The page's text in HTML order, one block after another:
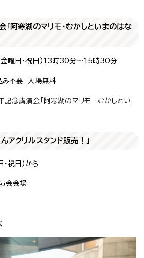
阿寒湖のマリモ・むかしといまのはな
曜日・祝日）13時30分～15時30分
み不要 入場無料
記念講演会「阿寒湖のマリモ むかしとい
アクリルスタンド販売！」
祝日）から
会会場